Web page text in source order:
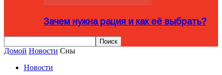
Зачем нужна рация и как её выбрать?
Домой Новости Сны
Новости